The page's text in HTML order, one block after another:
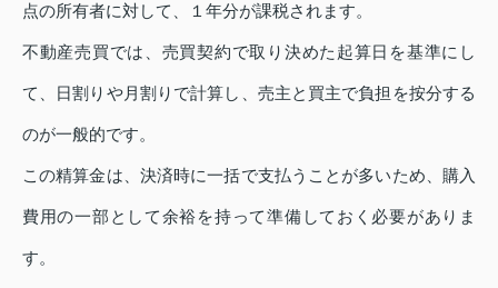
点の所有者に対して、１年分が課税されます。
不動産売買では、売買契約で取り決めた起算日を基準にし
て、日割りや月割りで計算し、売主と買主で負担を按分する
のが一般的です。
この精算金は、決済時に一括で支払うことが多いため、購入
費用の一部として余裕を持って準備しておく必要がありま
す。